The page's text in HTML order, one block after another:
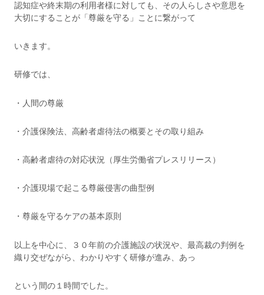
認知症や終末期の利用者様に対しても、その人らしさや意思を
大切にすることが「尊厳を守る」ことに繋がって
いきます。
研修では、
・人間の尊厳
・介護保険法、高齢者虐待法の概要とその取り組み
・高齢者虐待の対応状況（厚生労働省プレスリリース）
・介護現場で起こる尊厳侵害の曲型例
・尊厳を守るケアの基本原則
以上を中心に、３０年前の介護施設の状況や、最高裁の判例を
織り交ぜながら、わかりやすく研修が進み、あっ
という間の１時間でした。